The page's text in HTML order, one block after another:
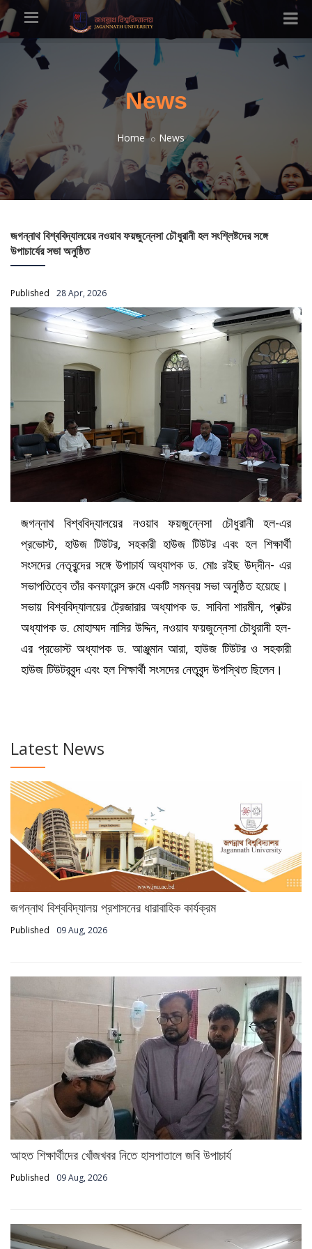
News
Home News
জগন্নাথ বিশ্ববিদ্যালয়ের নওয়াব ফয়জুন্নেসা চৌধুরানী হল সংশ্লিষ্টদের সঙ্গে
উপাচার্যের সভা অনুষ্ঠিত
Published 28 Apr, 2026
জগন্নাথ বিশ্ববিদ্যালয়ের নওয়াব ফয়জুন্নেসা চৌধুরানী হল-এর
প্রভোস্ট, হাউজ টিউটর, সহকারী হাউজ টিউটর এবং হল শিক্ষার্থী
সংসদের নেতৃবৃন্দের সঙ্গে উপাচার্য অধ্যাপক ড. মোঃ রইছ উদ্‌দীন- এর
সভাপতিত্বে তাঁর কনফারেন্স রুমে একটি সমন্বয় সভা অনুষ্ঠিত হয়েছে।
সভায় বিশ্ববিদ্যালয়ের ট্রেজারার অধ্যাপক ড. সাবিনা শারমীন, প্রক্টর
অধ্যাপক ড. মোহাম্মদ নাসির উদ্দিন, নওয়াব ফয়জুন্নেসা চৌধুরানী হল-
এর প্রভোস্ট অধ্যাপক ড. আঞ্জুমান আরা, হাউজ টিউটর ও সহকারী
হাউজ টিউটরবৃন্দ এবং হল শিক্ষার্থী সংসদের নেতৃবৃন্দ উপস্থিত ছিলেন।
Latest News
জগন্নাথ বিশ্ববিদ্যালয় প্রশাসনের ধারাবাহিক কার্যক্রম
Published 09 Aug, 2026
আহত শিক্ষার্থীদের খোঁজখবর নিতে হাসপাতালে জবি উপাচার্য
Published 09 Aug, 2026